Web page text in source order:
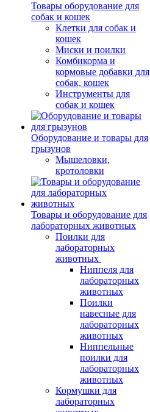
Товары оборудование для
собак и кошек
Клетки для собак и
кошек
Миски и поилки
Комбикорма и
кормовые добавки для
собак, кошек
Инструменты для
собак и кошек
Оборудование и товары для
грызунов
Мышеловки,
кротоловки
Товары и оборудование для
лабораторных животных
Поилки для
лабораторных
животных
Ниппеля для
лабораторных
животных
Поилки
навесные для
лабораторных
животных
Ниппельные
поилки для
лабораторных
животных
Кормушки для
лабораторных